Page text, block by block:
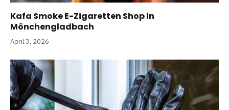
Kafa Smoke E-Zigaretten Shop in
Mönchengladbach
April 3, 2026